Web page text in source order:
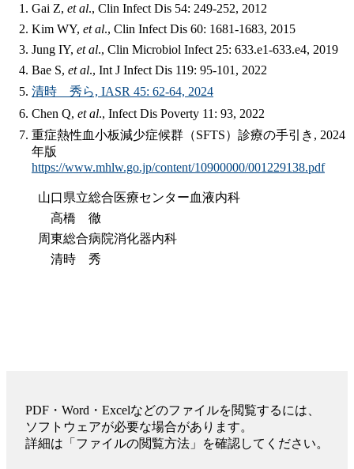
Gai Z, et al., Clin Infect Dis 54: 249-252, 2012
Kim WY, et al., Clin Infect Dis 60: 1681-1683, 2015
Jung IY, et al., Clin Microbiol Infect 25: 633.e1-633.e4, 2019
Bae S, et al., Int J Infect Dis 119: 95-101, 2022
清時 秀ら, IASR 45: 62-64, 2024
Chen Q, et al., Infect Dis Poverty 11: 93, 2022
重症熱性血小板減少症候群（SFTS）診療の手引き, 2024
年版
https://www.mhlw.go.jp/content/10900000/001229138.pdf
山口県立総合医療センター血液内科
高橋 徹
周東総合病院消化器内科
清時 秀
PDF・Word・Excelなどのファイルを閲覧するには、
ソフトウェアが必要な場合があります。
詳細は「ファイルの閲覧方法」を確認してください。